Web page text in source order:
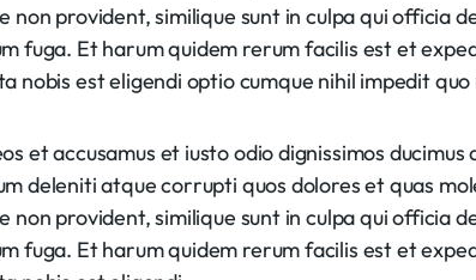
non provident, similique sunt in culpa qui officia
fuga. Et harum quidem rerum facilis est et
nobis est eligendi optio cumque nihil impedit quo
et accusamus et iusto odio dignissimos
deleniti atque corrupti quos dolores et quas
non provident, similique sunt in culpa qui officia
fuga. Et harum quidem rerum facilis est et